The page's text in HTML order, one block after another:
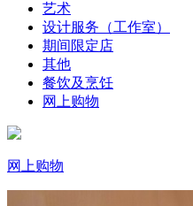
艺术
设计服务（工作室）
期间限定店
其他
餐饮及烹饪
网上购物
网上购物